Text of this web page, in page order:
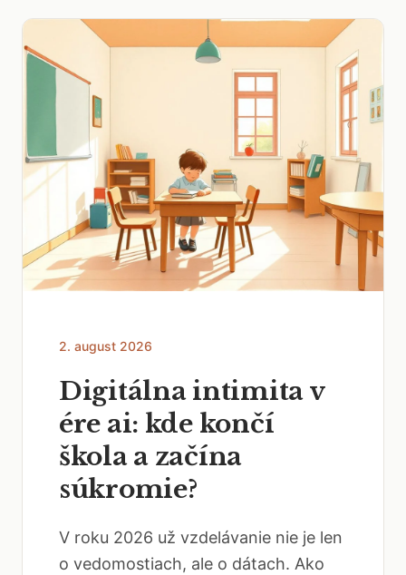
2. august 2026
Digitálna intimita v
ére ai: kde končí
škola a začína
súkromie?
V roku 2026 už vzdelávanie nie je len
o vedomostiach, ale o dátach. Ako